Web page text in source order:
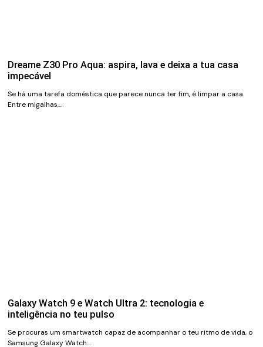
Dreame Z30 Pro Aqua: aspira, lava e deixa a tua casa
impecável
Se há uma tarefa doméstica que parece nunca ter fim, é limpar a casa.
Entre migalhas,…
Galaxy Watch 9 e Watch Ultra 2: tecnologia e
inteligência no teu pulso
Se procuras um smartwatch capaz de acompanhar o teu ritmo de vida, o
Samsung Galaxy Watch…